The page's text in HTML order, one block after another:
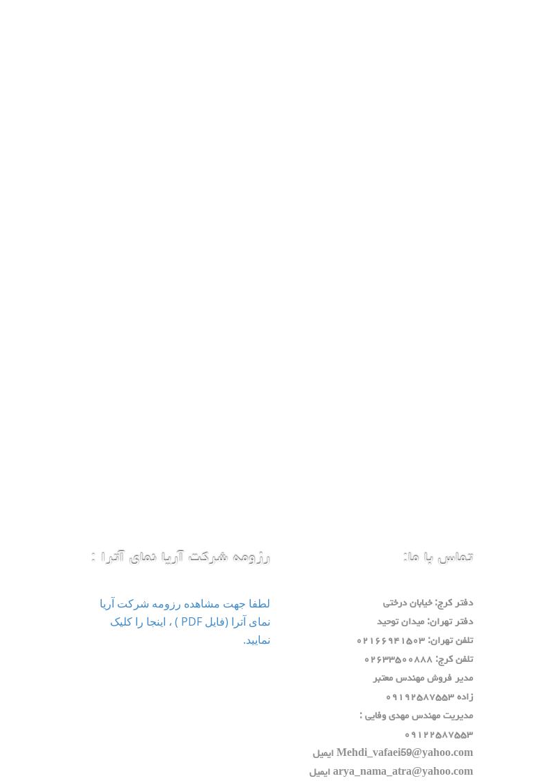
تماس با ما:
دفتر كرج: خيابان درختي
دفتر تهران: ميدان توحيد
تلفن تهران: ٠٢١٦٦٩٤١٥٠٣
تلفن كرج: ٠٢٦٣٣٥٠٠٨٨٨
مدير فروش مهندس معتبر
زاده ٠٩١٩٢٥٨٧٥٥٣
مديريت مهندس مهدي وفايي :
٠٩١٢٢٥٨٧٥٥٣
Mehdi_vafaei59@yahoo.com ايميل
arya_nama_atra@yahoo.com ايميل
رزومه شرکت آریا نمای آترا :
لطفا جهت مشاهده رزومه شرکت آریا
نمای آترا (فایل PDF ) ، اینجا را کلیک
نمایید.